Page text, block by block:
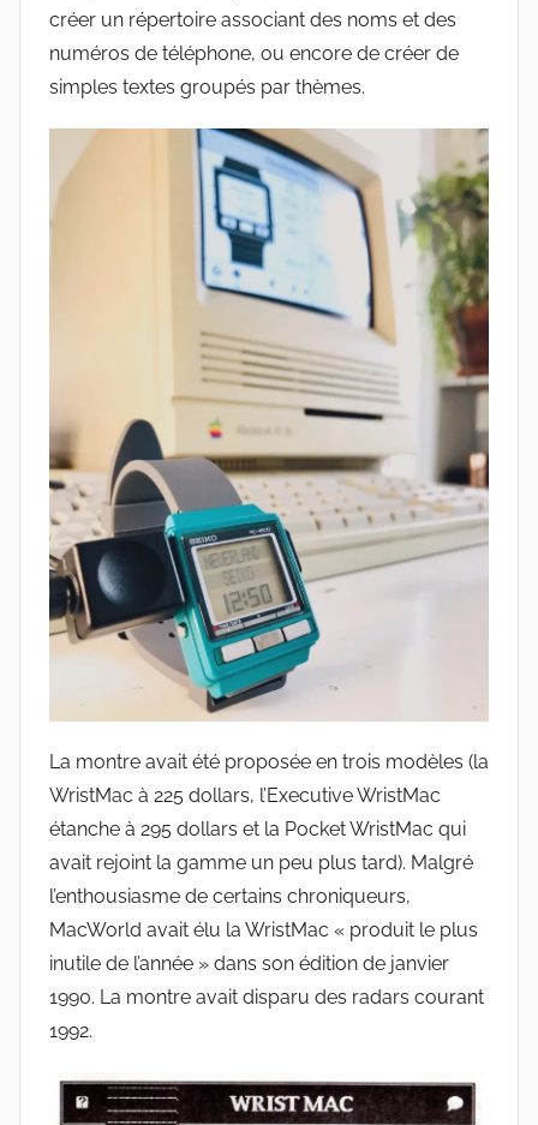
créer un répertoire associant des noms et des
numéros de téléphone, ou encore de créer de
simples textes groupés par thèmes.
La montre avait été proposée en trois modèles (la
WristMac à 225 dollars, l’Executive WristMac
étanche à 295 dollars et la Pocket WristMac qui
avait rejoint la gamme un peu plus tard). Malgré
l’enthousiasme de certains chroniqueurs,
MacWorld avait élu la WristMac « produit le plus
inutile de l’année » dans son édition de janvier
1990. La montre avait disparu des radars courant
1992.